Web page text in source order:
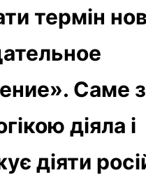
термін
Саме
діяла і
діяти